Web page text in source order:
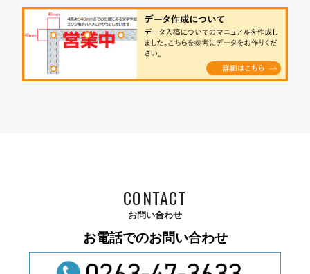
CONTACT
お問い合わせ
お電話でのお問い合わせ